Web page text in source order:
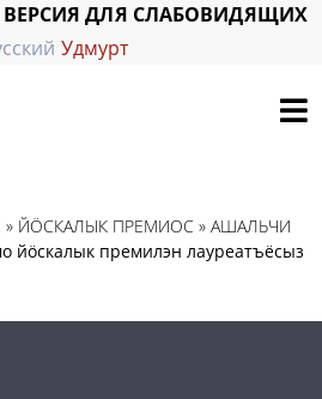
Удмурт
ВЕРСИЯ ДЛЯ СЛАБОВИДЯЩИХ
» ЙӦСКАЛЫК ПРЕМИОС » АШАЛЬЧИ
йӧскалык премилэн лауреатъёсыз